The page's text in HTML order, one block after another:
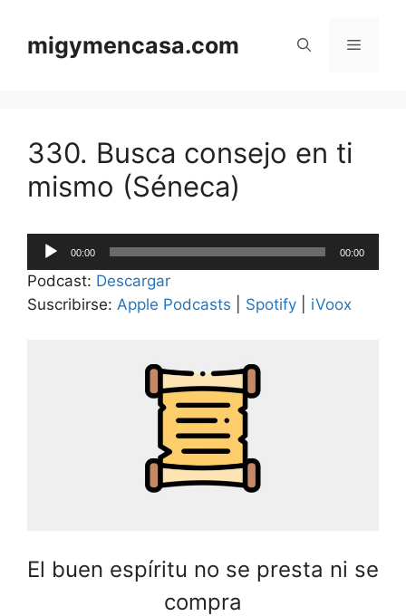
contenido
migymencasa.com Menú
330. Busca consejo en ti
mismo (Séneca)
Reproductor
de
audio
00:00 00:00
Podcast: Descargar
Suscribirse: Apple Podcasts Spotify iVoox
El buen espíritu no se presta ni se
compra